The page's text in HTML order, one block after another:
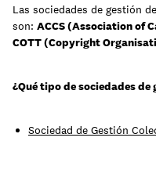
Aprende
Las sociedades de gestión
son: ACCS (Association of
COTT (Copyright
¿Qué tipo de sociedades
Sociedad de Gestión